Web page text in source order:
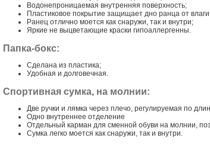
Водонепроницаемая внутренняя поверхность;
Пластиковое покрытие защищает дно ранца от
Ранец отлично моется как снаружи, так и внутри;
Яркие не выцветающие краски гипоаллергенны.
Папка-бокс:
Сделана из пластика;
Удобная и долговечная.
Спортивная сумка, на молнии:
Две ручки и лямка через плечо, регулируемая по
Одно внутреннее отделение
Отдельный карман для сменной обуви на молнии,
Сумка легко моется как снаружи, так и внутри.